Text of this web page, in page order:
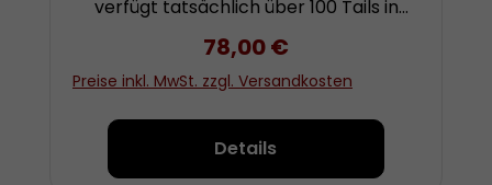
verfügt tatsächlich über 100 Tails in
Form dünner Lederschnüre. Die Wirkung
der Peitsche ist einerseits recht giftig-
zeckend, andererseits aber auch
Tails. Treffen vorwiegend die Spitzen
der Lederschnüre das Ziel, so kommt
Regulärer Preis:
78,00 €
Preise inkl. MwSt. zzgl. Versandkosten
Details